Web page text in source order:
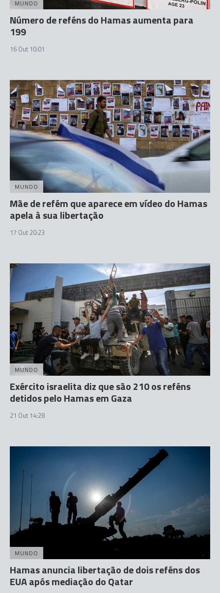
MUNDO
Número de reféns do Hamas aumenta para
199
16 Out 10:01
MUNDO
Mãe de refém que aparece em vídeo do Hamas
apela à sua libertação
17 Out 20:23
MUNDO
Exército israelita diz que são 210 os reféns
detidos pelo Hamas em Gaza
21 Out 14:28
MUNDO
Hamas anuncia libertação de dois reféns dos
EUA após mediação do Qatar